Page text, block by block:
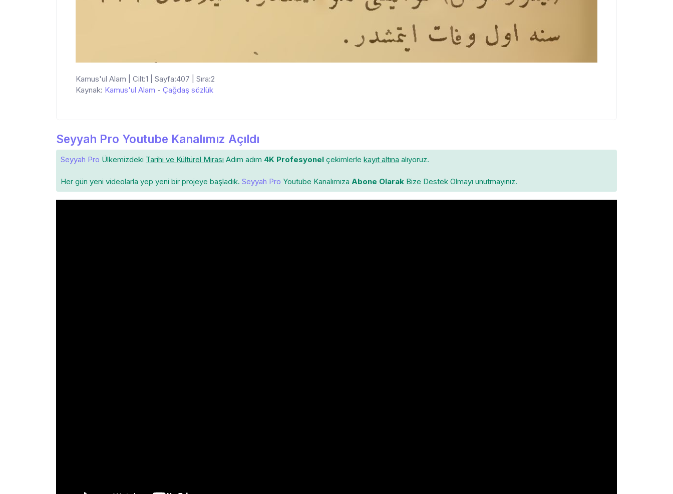
Kamus'ul Alam | Cilt:1 | Sayfa:407 | Sıra:2
Kaynak: Kamus'ul Alam - Çağdaş sözlük
Seyyah Pro Youtube Kanalımız Açıldı
Seyyah Pro Ülkemizdeki Tarihi ve Kültürel Mirası Adım adım 4K Profesyonel çekimlerle kayıt altına alıyoruz.
Her gün yeni videolarla yep yeni bir projeye başladık. Seyyah Pro Youtube Kanalımıza Abone Olarak Bize Destek Olmayı unutmayınız.